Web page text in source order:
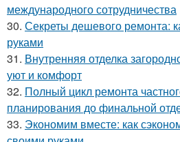
международного сотрудничества
30. Секреты дешевого ремонта:
руками
31. Внутренняя отделка
уют и комфорт
32. Полный цикл ремонта
планирования до финальной
33. Экономим вместе: как